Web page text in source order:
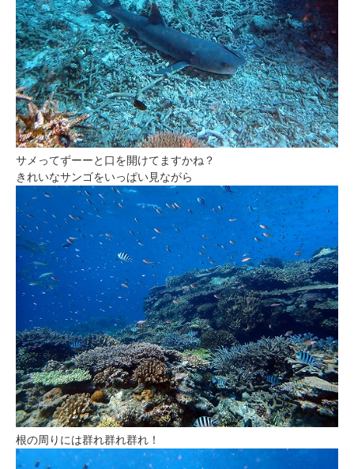
サメってずーーと口を開けてますかね？
きれいなサンゴをいっぱい見ながら
根の周りには群れ群れ群れ！